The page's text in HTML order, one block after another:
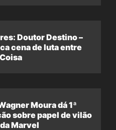
Doutor Destino –
cena de luta entre
Moura dá 1ª
sobre papel de vilão
Marvel